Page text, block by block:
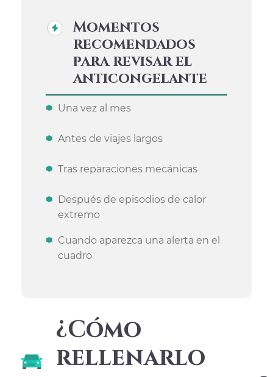
Momentos
recomendados
para revisar el
anticongelante
Una vez al mes
Antes de viajes largos
Tras reparaciones mecánicas
Después de episodios de calor
extremo
Cuando aparezca una alerta en el
cuadro
¿Cómo
rellenarlo